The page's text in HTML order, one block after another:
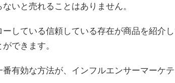
いと売れることはありません。
ーしている信頼している存在が商品を紹介
できます。
有効な方法が、インフルエンサーマーケテ